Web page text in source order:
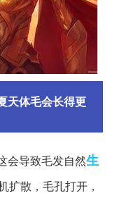
天体毛会长得更
会导致毛发自然生
扩散，毛孔打开，